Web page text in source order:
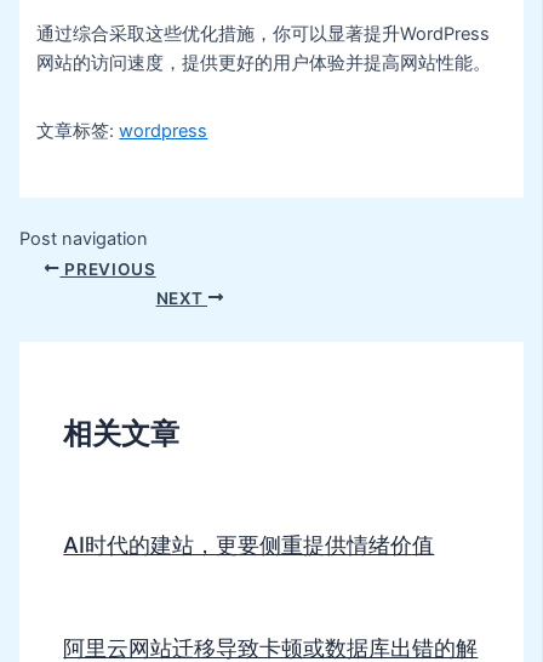
通过综合采取这些优化措施，你可以显著提升WordPress
网站的访问速度，提供更好的用户体验并提高网站性能。
文章标签:wordpress
Post navigation
PREVIOUS
NEXT
相关文章
AI时代的建站，更要侧重提供情绪价值
阿里云网站迁移导致卡顿或数据库出错的解